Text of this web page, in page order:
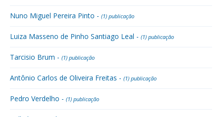
Nuno Miguel Pereira Pinto - (1) publicação
Luiza Masseno de Pinho Santiago Leal - (1) publicação
Tarcisio Brum - (1) publicação
Antônio Carlos de Oliveira Freitas - (1) publicação
Pedro Verdelho - (1) publicação